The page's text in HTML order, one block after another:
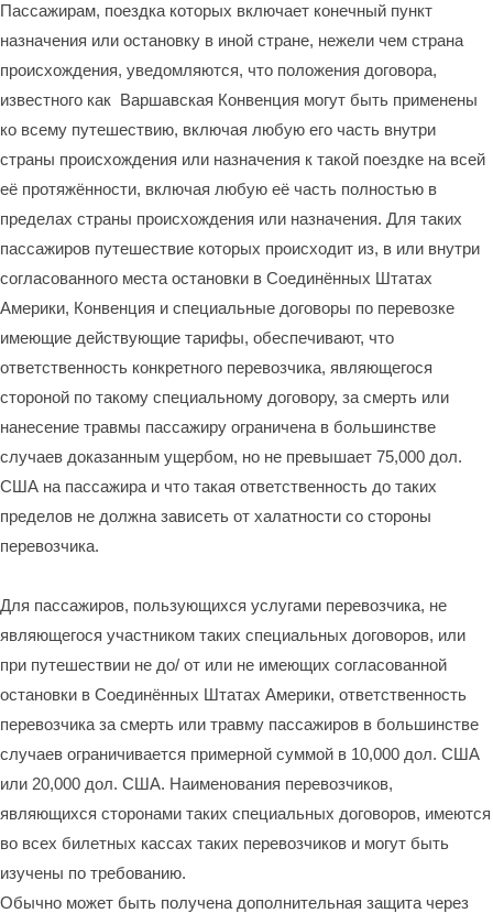
Пассажирам, поездка которых включает конечный пункт
назначения или остановку в иной стране, нежели чем страна
происхождения, уведомляются, что положения договора,
известного как Варшавская Конвенция могут быть применены
ко всему путешествию, включая любую его часть внутри
страны происхождения или назначения к такой поездке на всей
её протяжённости, включая любую её часть полностью в
пределах страны происхождения или назначения. Для таких
пассажиров путешествие которых происходит из, в или внутри
согласованного места остановки в Соединённых Штатах
Америки, Конвенция и специальные договоры по перевозке
имеющие действующие тарифы, обеспечивают, что
ответственность конкретного перевозчика, являющегося
стороной по такому специальному договору, за смерть или
нанесение травмы пассажиру ограничена в большинстве
случаев доказанным ущербом, но не превышает 75,000 дол.
США на пассажира и что такая ответственность до таких
пределов не должна зависеть от халатности со стороны
перевозчика.
Для пассажиров, пользующихся услугами перевозчика, не
являющегося участником таких специальных договоров, или
при путешествии не до/ от или не имеющих согласованной
остановки в Соединённых Штатах Америки, ответственность
перевозчика за смерть или травму пассажиров в большинстве
случаев ограничивается примерной суммой в 10,000 дол. США
или 20,000 дол. США. Наименования перевозчиков,
являющихся сторонами таких специальных договоров, имеются
во всех билетных кассах таких перевозчиков и могут быть
изучены по требованию.
Обычно может быть получена дополнительная защита через